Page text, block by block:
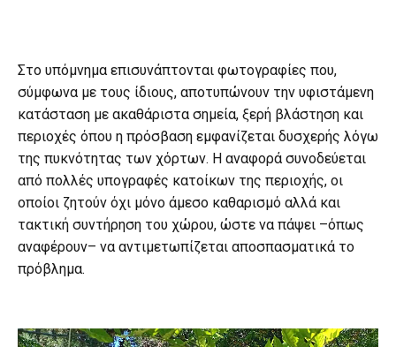
Στο υπόμνημα επισυνάπτονται φωτογραφίες που,
σύμφωνα με τους ίδιους, αποτυπώνουν την υφιστάμενη
κατάσταση με ακαθάριστα σημεία, ξερή βλάστηση και
περιοχές όπου η πρόσβαση εμφανίζεται δυσχερής λόγω
της πυκνότητας των χόρτων. Η αναφορά συνοδεύεται
από πολλές υπογραφές κατοίκων της περιοχής, οι
οποίοι ζητούν όχι μόνο άμεσο καθαρισμό αλλά και
τακτική συντήρηση του χώρου, ώστε να πάψει –όπως
αναφέρουν– να αντιμετωπίζεται αποσπασματικά το
πρόβλημα.